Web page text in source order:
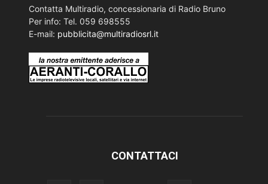
Contatta Multiradio, concessionaria di Radio Bruno
Per info: Tel. 059 698555
E-mail: pubblicita@multiradiosrl.it
CONTATTACI